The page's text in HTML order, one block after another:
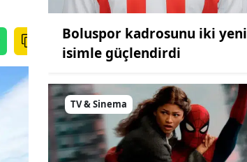
Boluspor kadrosunu iki yeni
isimle güçlendirdi
TV & Sinema